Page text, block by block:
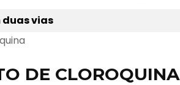
duas vias
DE CLOROQUINA